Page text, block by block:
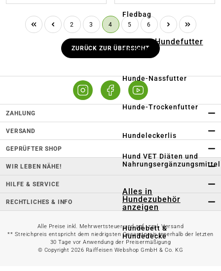
Fledbag
Alles in Hundefutter
anzeigen
Hunde-Nassfutter
Hunde-Trockenfutter
Hundeleckerlis
Hund VET Diäten und
Nahrungsergänzungsmittel
Alles in
Hundezubehör
anzeigen
Hundebett &
Hundedecke
Seite
2 Seite
3 Seite
4 Seite
5 Seite
6
ZURÜCK ZUR ÜBERSICHT
ZAHLUNG
VERSAND
GEPRÜFTER SHOP
WIR LEBEN NÄHE!
HILFE & SERVICE
RECHTLICHES & INFO
Alle Preise inkl. Mehrwertsteuer und ggf. zzgl. Versand
** Streichpreis entspricht dem niedrigsten Gesamtpreis innerhalb der letzten
30 Tage vor Anwendung der Preisermäßigung
© Copyright 2026 Raiffeisen Webshop GmbH & Co. KG